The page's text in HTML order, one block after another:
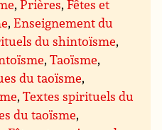
,Prières,Fêtes et
,Enseignement du
du shintoïsme,
,Taoïsme,
du taoïsme,
,Textes spirituels du
du taoïsme,